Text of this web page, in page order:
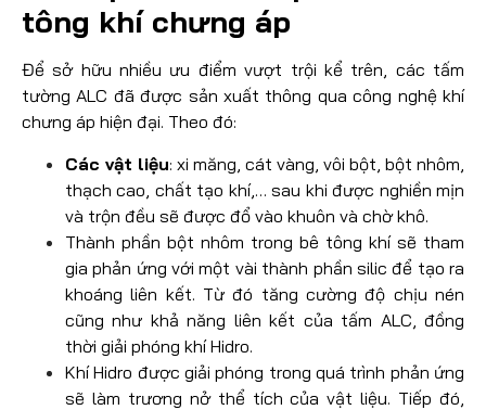
tông khí chưng áp
Để sở hữu nhiều ưu điểm vượt trội kể trên, các tấm
tường ALC đã được sản xuất thông qua công nghệ khí
chưng áp hiện đại. Theo đó:
Các vật liệu: xi măng, cát vàng, vôi bột, bột nhôm,
thạch cao, chất tạo khí,… sau khi được nghiền mịn
và trộn đều sẽ được đổ vào khuôn và chờ khô.
Thành phần bột nhôm trong bê tông khí sẽ tham
gia phản ứng với một vài thành phần silic để tạo ra
khoáng liên kết. Từ đó tăng cường độ chịu nén
cũng như khả năng liên kết của tấm ALC, đồng
thời giải phóng khí Hidro.
Khí Hidro được giải phóng trong quá trình phản ứng
sẽ làm trương nở thể tích của vật liệu. Tiếp đó,